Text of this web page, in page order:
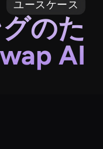
ユースケース
のた
AI